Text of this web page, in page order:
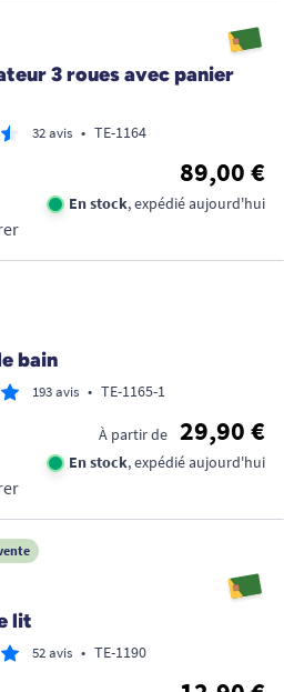
3 roues avec panier
32 avis • TE-1164
89,00 €
En stock, expédié aujourd'hui
bain
193 avis • TE-1165-1
À partir de 29,90 €
En stock, expédié aujourd'hui
lit
52 avis • TE-1190